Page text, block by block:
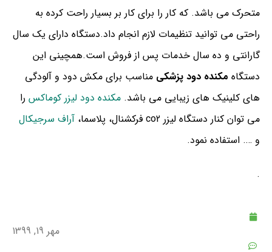
متحرک می باشد. که کار را برای کار بر بسیار راحت کرده به
راحتی می توانید تنظیمات لازم انجام داد.دستگاه دارای یک سال
گارانتی و ده سال خدمات پس از فروش است.همچینی این
دستگاه مکنده دود پزشکی مناسب برای مکش دود و آلودگی
های کلینیک های زیبایی می باشد. مکنده دود لیزر کوماکس را
می توان کنار دستگاه لیزر co2 فرکشنال، پلاسما،
آراف سرجیکال
و …. استفاده نمود.
.
مهر 19, 1399